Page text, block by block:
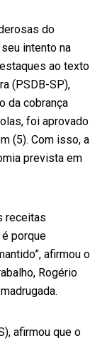
do
intento na
ao texto
(PSDB-SP),
da cobrança
foi aprovado
(5). Com isso, a
prevista em
receitas
porque
afirmou o
Rogério
afirmou que o